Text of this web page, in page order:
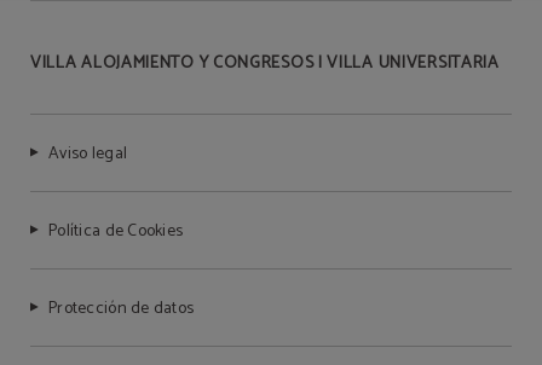
VILLA ALOJAMIENTO Y CONGRESOS | VILLA UNIVERSITARIA
Aviso legal
Política de Cookies
Protección de datos